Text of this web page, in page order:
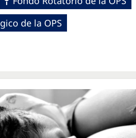
de la OPS